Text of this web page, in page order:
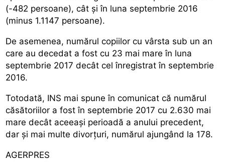
(-482 persoane), cât și în luna septembrie 2016
(minus 1.1147 persoane).
De asemenea, numărul copiilor cu vârsta sub un an
care au decedat a fost cu 23 mai mare în luna
septembrie 2017 decât cel înregistrat în septembrie
2016.
Totodată, INS mai spune în comunicat că numărul
căsătoriilor a fost în septembrie 2017 cu 2.630 mai
mare decât aceeași perioadă a anului precedent,
dar și mai multe divorțuri, numărul ajungând la 178.
AGERPRES